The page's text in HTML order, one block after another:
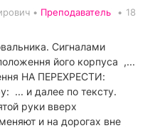
• Преподаватель • 18
Сигналами
його корпуса ,...
НА ПЕРЕХРЕСТИ:
... и далее по тексту.
руки вверх
и на дорогах вне